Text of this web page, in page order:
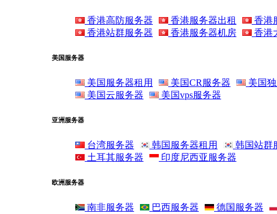
香港高防服务器 香港服务器出租 香港
香港站群服务器
香港服务器机房 香港
美国服务器
美国服务器租用 美国CR服务器 美国
美国云服务器
美国vps服务器
亚洲服务器
台湾服务器 韩国服务器租用 韩国站群
土耳其服务器
印度尼西亚服务器
欧洲服务器
南非服务器 巴西服务器 德国服务器